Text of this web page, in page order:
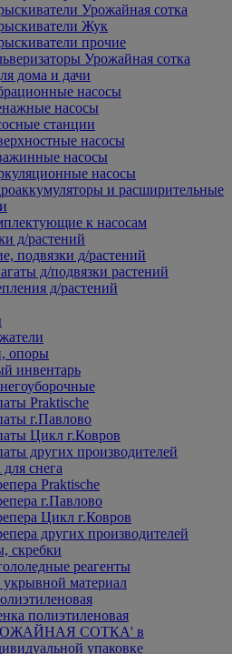
Урожайная сотка
Жук
прочие
Урожайная сотка
дома и дачи
насосы
насосы
станции
насосы
насосы
насосы
и расширительные
к насосам
д/растений
подвязки д/растений
д/подвязки растений
д/растений
опоры
инвентарь
Praktische
г.Павлово
Цикл г.Ковров
других производителей
снега
Praktische
г.Павлово
Цикл г.Ковров
других производителей
скребки
реагенты
материал
полиэтиленовая
СОТКА' в
упаковке